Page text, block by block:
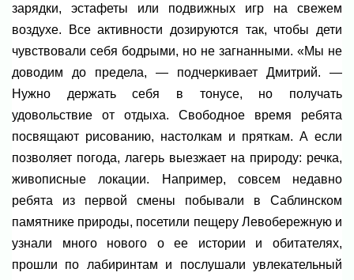
зарядки, эстафеты или подвижных игр на свежем
воздухе. Все активности дозируются так, чтобы дети
чувствовали себя бодрыми, но не загнанными. «Мы не
доводим до предела, — подчеркивает Дмитрий. —
Нужно держать себя в тонусе, но получать
удовольствие от отдыха. Свободное время ребята
посвящают рисованию, настолкам и пряткам. А если
позволяет погода, лагерь выезжает на природу: речка,
живописные локации. Например, совсем недавно
ребята из первой смены побывали в Саблинском
памятнике природы, посетили пещеру Левобережную и
узнали много нового о ее истории и обитателях,
прошли по лабиринтам и послушали увлекательный